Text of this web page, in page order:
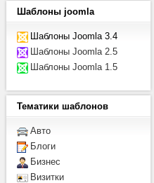
Шаблоны joomla
Шаблоны Joomla 3.4
Шаблоны Joomla 2.5
Шаблоны Joomla 1.5
Тематики шаблонов
Авто
Блоги
Бизнес
Визитки